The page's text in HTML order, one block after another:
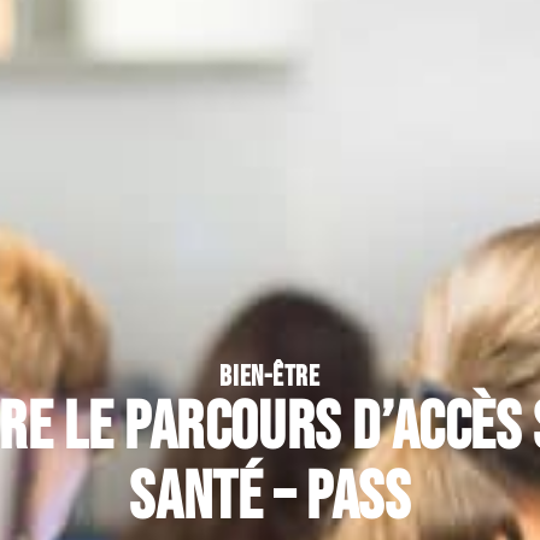
BIEN-ÊTRE
le Parcours
Santé – PASS